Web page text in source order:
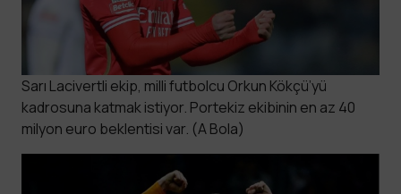
Sarı Lacivertli ekip, milli futbolcu Orkun Kökçü’yü
kadrosuna katmak istiyor. Portekiz ekibinin en az 40
milyon euro beklentisi var. (A Bola)